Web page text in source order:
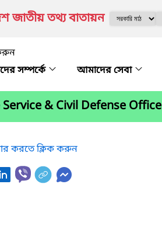
জাতীয় তথ্য বাতায়ন
সম্পর্কে
আমাদের সেবা
Service & Civil Defense Office
করতে ক্লিক করুন